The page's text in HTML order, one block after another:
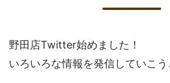
野田店Twitter始めました！
いろいろな情報を発信していこう